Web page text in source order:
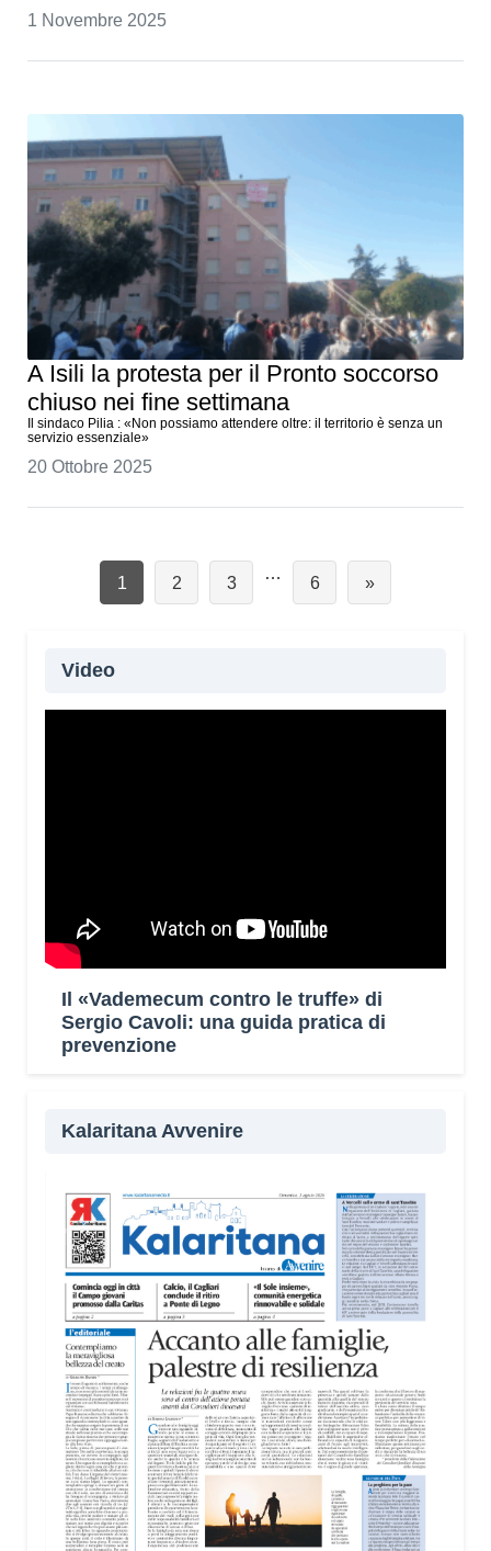
1 Novembre 2025
A Isili la protesta per il Pronto soccorso
chiuso nei fine settimana
Il sindaco Pilia : «Non possiamo attendere oltre: il territorio è senza un
servizio essenziale»
20 Ottobre 2025
Pagina
1 Pagina
2 Pagina
3
… Pagina
6 »
Video
Il «Vademecum contro le truffe» di
Sergio Cavoli: una guida pratica di
prevenzione
Kalaritana Avvenire